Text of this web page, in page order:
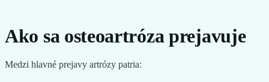
Ako sa osteoartróza prejavuje
Medzi hlavné prejavy artrózy patria: